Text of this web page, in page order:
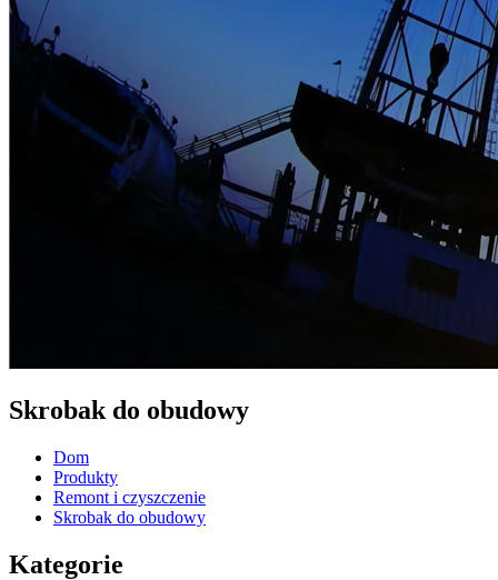
Skrobak do obudowy
Dom
Produkty
Remont i czyszczenie
Skrobak do obudowy
Kategorie